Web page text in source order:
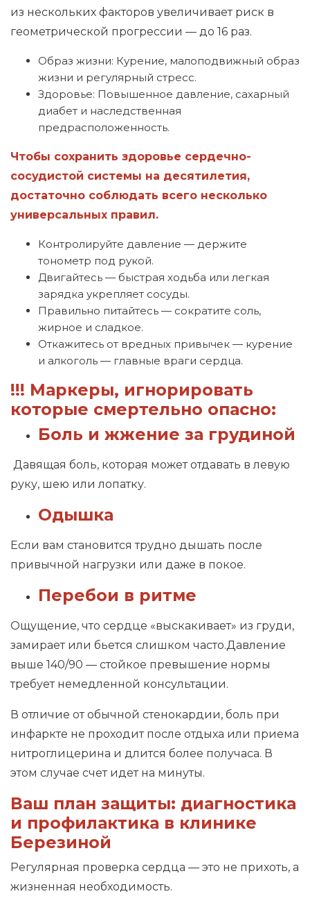
из нескольких факторов увеличивает риск в
геометрической прогрессии — до 16 раз.
Образ жизни: Курение, малоподвижный образ
жизни и регулярный стресс.
Здоровье: Повышенное давление, сахарный
диабет и наследственная
предрасположенность.
Чтобы сохранить здоровье сердечно-
сосудистой системы на десятилетия,
достаточно соблюдать всего несколько
универсальных правил.
Контролируйте давление — держите
тонометр под рукой.
Двигайтесь — быстрая ходьба или легкая
зарядка укрепляет сосуды.
Правильно питайтесь — сократите соль,
жирное и сладкое.
Откажитесь от вредных привычек — курение
и алкоголь — главные враги сердца.
!!! Маркеры, игнорировать
которые смертельно опасно:
Боль и жжение за грудиной
Давящая боль, которая может отдавать в левую
руку, шею или лопатку.
Одышка
Если вам становится трудно дышать после
привычной нагрузки или даже в покое.
Перебои в ритме
Ощущение, что сердце «выскакивает» из груди,
замирает или бьется слишком часто.Давление
выше 140/90 — стойкое превышение нормы
требует немедленной консультации.
В отличие от обычной стенокардии, боль при
инфаркте не проходит после отдыха или приема
нитроглицерина и длится более получаса. В
этом случае счет идет на минуты.
Ваш план защиты: диагностика
и профилактика в клинике
Березиной
Регулярная проверка сердца — это не прихоть, а
жизненная необходимость.